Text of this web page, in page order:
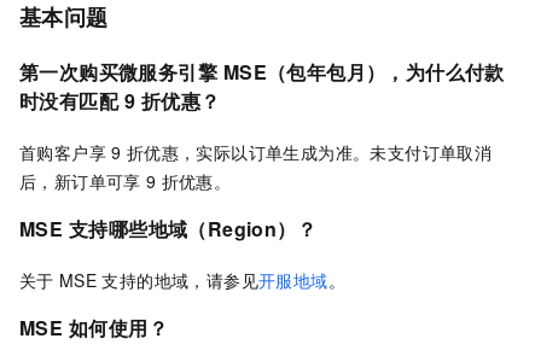
基本问题
第一次购买微服务引擎 MSE（包年包月），为什么付款
时没有匹配 9 折优惠？
首购客户享 9 折优惠，实际以订单生成为准。未支付订单取消
后，新订单可享 9 折优惠。
MSE 支持哪些地域（Region）？
关于 MSE 支持的地域，请参见开服地域。
MSE 如何使用？